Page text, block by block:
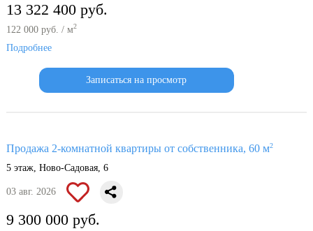
13 322 400 руб.
122 000 руб. / м2
Подробнее
Записаться на просмотр
Продажа 2-комнатной квартиры от собственника, 60 м2
5 этаж, Ново-Садовая, 6
03 авг. 2026
9 300 000 руб.